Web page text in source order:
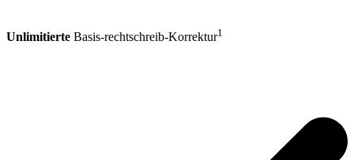
Unlimitierte Basis-rechtschreib-Korrektur1